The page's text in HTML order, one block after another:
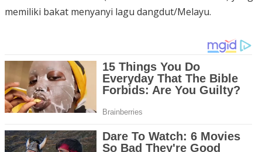
memiliki bakat menyanyi lagu dangdut/Melayu.